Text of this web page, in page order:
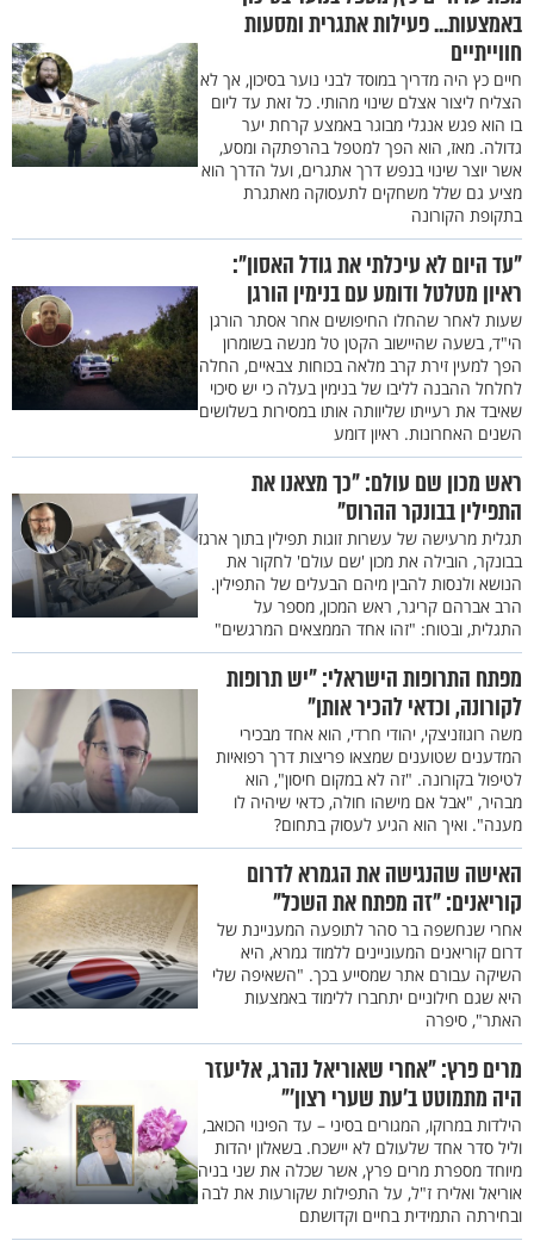
באמצעות... פעילות אתגרית ומסעות
חווייתיים
חיים כץ היה מדריך במוסד לבני נוער בסיכון, אך לא
הצליח ליצור אצלם שינוי מהותי. כל זאת עד ליום
בו הוא פגש אנגלי מבוגר באמצע קרחת יער
גדולה. מאז, הוא הפך למטפל בהרפתקה ומסע,
אשר יוצר שינוי בנפש דרך אתגרים, ועל הדרך הוא
מציע גם שלל משחקים לתעסוקה מאתגרת
בתקופת הקורונה
"עד היום לא עיכלתי את גודל האסון":
ראיון מטלטל ודומע עם בנימין הורגן
שעות לאחר שהחלו החיפושים אחר אסתר הורגן
הי"ד, בשעה שהיישוב הקטן טל מנשה בשומרון
הפך למעין זירת קרב מלאה בכוחות צבאיים, החלה
לחלחל ההבנה לליבו של בנימין בעלה כי יש סיכוי
שאיבד את רעייתו שליוותה אותו במסירות בשלושים
השנים האחרונות. ראיון דומע
ראש מכון שם עולם: "כך מצאנו את
התפילין בבונקר ההרוס"
תגלית מרעישה של עשרות זוגות תפילין בתוך ארגז
בבונקר, הובילה את מכון 'שם עולם' לחקור את
הנושא ולנסות להבין מיהם הבעלים של התפילין.
הרב אברהם קריגר, ראש המכון, מספר על
התגלית, ובטוח: "זהו אחד הממצאים המרגשים"
מפתח התרופות הישראלי: "יש תרופות
לקורונה, וכדאי להכיר אותן"
משה רוגוזניצקי, יהודי חרדי, הוא אחד מבכירי
המדענים שטוענים שמצאו פריצות דרך רפואיות
לטיפול בקורונה. "זה לא במקום חיסון", הוא
מבהיר, "אבל אם מישהו חולה, כדאי שיהיה לו
מענה". ואיך הוא הגיע לעסוק בתחום?
האישה שהנגישה את הגמרא לדרום
קוריאנים: "זה מפתח את השכל"
אחרי שנחשפה בר סהר לתופעה המעניינת של
דרום קוריאנים המעוניינים ללמוד גמרא, היא
השיקה עבורם אתר שמסייע בכך. "השאיפה שלי
היא שגם חילוניים יתחברו ללימוד באמצעות
האתר", סיפרה
מרים פרץ: "אחרי שאוריאל נהרג, אליעזר
היה מתמוטט ב’עת שערי רצון’"
הילדות במרוקו, המגורים בסיני – עד הפינוי הכואב,
וליל סדר אחד שלעולם לא יישכח. בשאלון יהדות
מיוחד מספרת מרים פרץ, אשר שכלה את שני בניה
אוריאל ואלירז ז"ל, על התפילות שקורעות את לבה
ובחירתה התמידית בחיים וקדושתם